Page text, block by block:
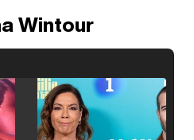
Wintour